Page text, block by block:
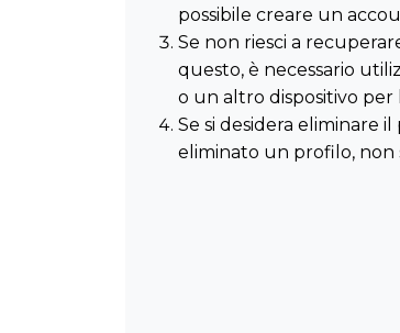
possibile creare un
Se non riesci a
questo, è necessario
o un altro dispositivo per
Se si desidera eliminare
eliminato un profilo, non